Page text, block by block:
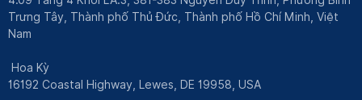
Trưng Tây, Thành phố Thủ Đức, Thành phố Hồ Chí Minh, Việt
Nam
Hoa Kỳ
16192 Coastal Highway, Lewes, DE 19958, USA